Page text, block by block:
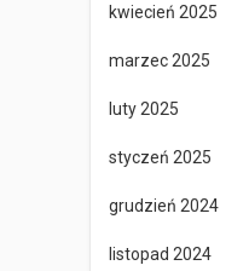
kwiecień 2025
marzec 2025
luty 2025
styczeń 2025
grudzień 2024
listopad 2024